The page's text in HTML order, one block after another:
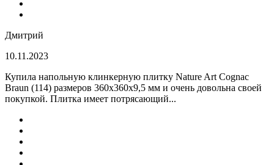
Дмитрий
10.11.2023
Купила напольную клинкерную плитку Nature Art Cognac
Braun (114) размеров 360x360x9,5 мм и очень довольна своей
покупкой. Плитка имеет потрясающий...